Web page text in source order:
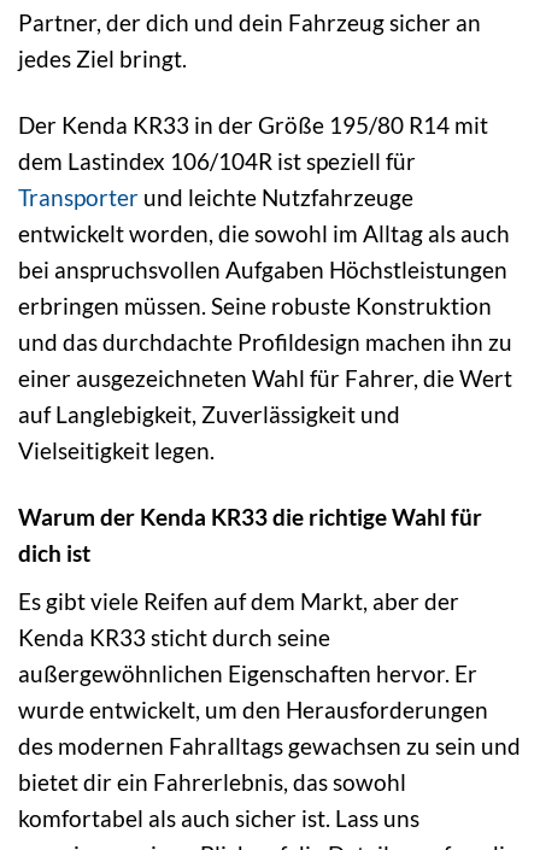
Partner, der dich und dein Fahrzeug sicher an
jedes Ziel bringt.
Der Kenda KR33 in der Größe 195/80 R14 mit
dem Lastindex 106/104R ist speziell für
Transporter und leichte Nutzfahrzeuge
entwickelt worden, die sowohl im Alltag als auch
bei anspruchsvollen Aufgaben Höchstleistungen
erbringen müssen. Seine robuste Konstruktion
und das durchdachte Profildesign machen ihn zu
einer ausgezeichneten Wahl für Fahrer, die Wert
auf Langlebigkeit, Zuverlässigkeit und
Vielseitigkeit legen.
Warum der Kenda KR33 die richtige Wahl für
dich ist
Es gibt viele Reifen auf dem Markt, aber der
Kenda KR33 sticht durch seine
außergewöhnlichen Eigenschaften hervor. Er
wurde entwickelt, um den Herausforderungen
des modernen Fahralltags gewachsen zu sein und
bietet dir ein Fahrerlebnis, das sowohl
komfortabel als auch sicher ist. Lass uns